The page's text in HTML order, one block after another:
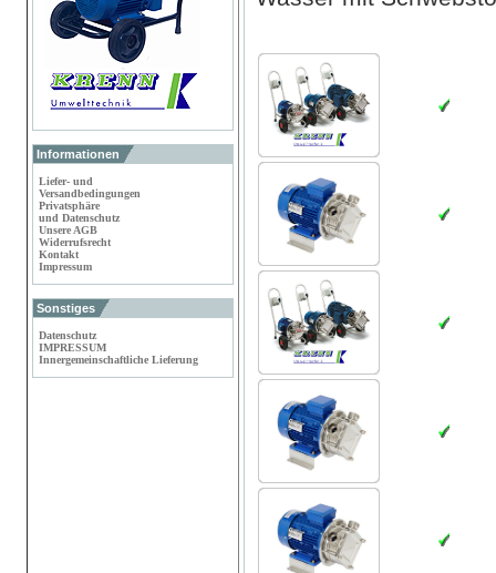
Informationen
Liefer- und
Versandbedingungen
Privatsphäre
und Datenschutz
Unsere AGB
Widerrufsrecht
Kontakt
Impressum
Sonstiges
Datenschutz
IMPRESSUM
Innergemeinschaftliche Lieferung